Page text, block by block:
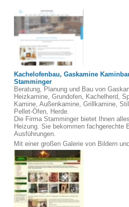
Kachelofenbau, Gaskamine
Stamminger
Beratung, Planung und Bau von
Heizkamine, Grundofen, Kachelherd,
Kamine, Außenkamine, Grillkamine,
Pellet-Öfen, Herde.
Die Firma Stamminger bietet Ihnen
Heizung. Sie bekommen fachgerechte
Ausführungen.
Mit einer großen Galerie von Bildern